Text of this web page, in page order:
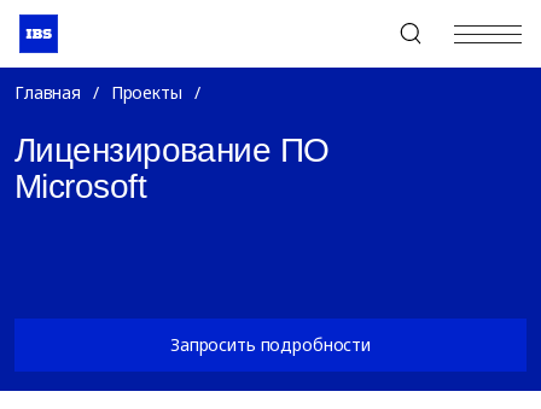
+7 (495) 967-80-80
Главная / Проекты /
Лицензирование ПО
Microsoft
Запросить подробности